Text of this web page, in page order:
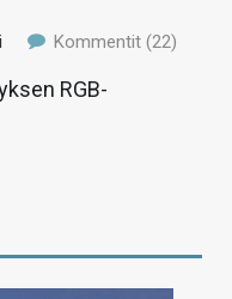
Kommentit (22)
RGB-